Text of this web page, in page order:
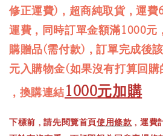
修正運費)，超商純取貨，運
運費，同時訂單金額滿1000元
購贈品(需付款)，訂單完成後
元入購物金(如果沒有打算回
，換購連結1000元加購
下標前，請先閱覽首頁使用條款 ，運費